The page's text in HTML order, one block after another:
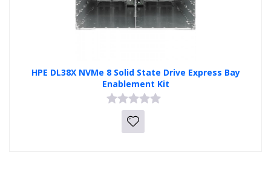
HPE DL38X NVMe 8 Solid State Drive Express Bay
Enablement Kit